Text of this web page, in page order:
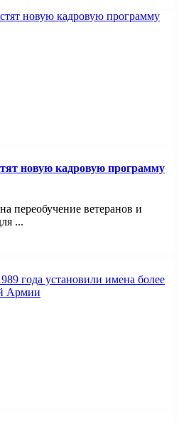
новую кадровую программу
переобучение ветеранов и
...